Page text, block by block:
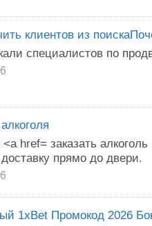
клиентов из
специалистов по
href= заказать
прямо до двери.
1xBet Промокод 2026